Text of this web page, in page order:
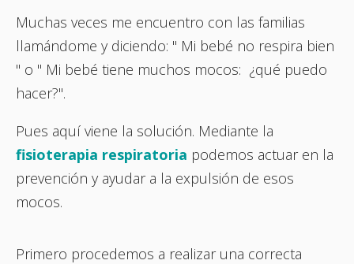
Muchas veces me encuentro con las familias
llamándome y diciendo: " Mi bebé no respira bien
" o " Mi bebé tiene muchos mocos: ¿qué puedo
hacer?".
Pues aquí viene la solución. Mediante la
fisioterapia respiratoria podemos actuar en la
prevención y ayudar a la expulsión de esos
mocos.
Primero procedemos a realizar una correcta